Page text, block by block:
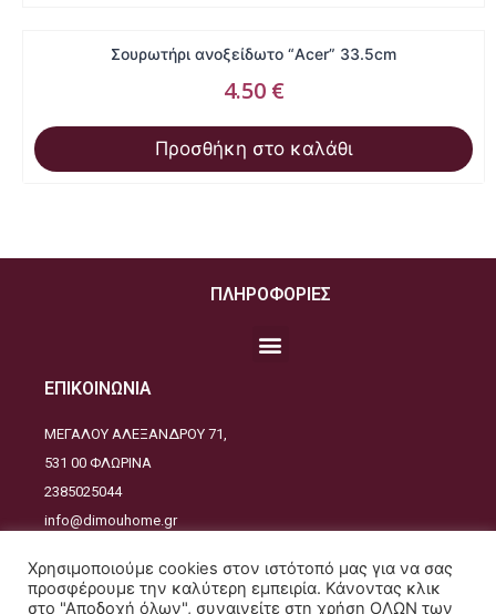
Σουρωτήρι ανοξείδωτο “Acer” 33.5cm
4.50 €
Προσθήκη στο καλάθι
ΠΛΗΡΟΦΟΡΙΕΣ
ΕΠΙΚΟΙΝΩΝΙΑ
ΜΕΓΑΛΟΥ ΑΛΕΞΑΝΔΡΟΥ 71,
531 00 ΦΛΩΡΙΝΑ
2385025044
info@dimouhome.gr
Χρησιμοποιούμε cookies στον ιστότοπό μας για να σας
προσφέρουμε την καλύτερη εμπειρία. Κάνοντας κλικ
στο "Αποδοχή όλων", συναινείτε στη χρήση ΟΛΩΝ των